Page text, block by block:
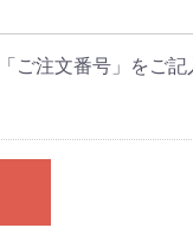
ご注文番号」をご